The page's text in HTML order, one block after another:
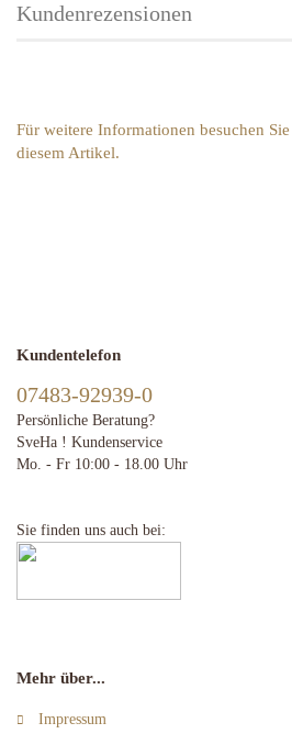
Kundenrezensionen
Für weitere Informationen besuchen
diesem Artikel.
Kundentelefon
07483-92939-0
Persönliche Beratung?
SveHa ! Kundenservice
Mo. - Fr 10:00 - 18.00 Uhr
Sie finden uns auch bei:
Mehr über...
Impressum